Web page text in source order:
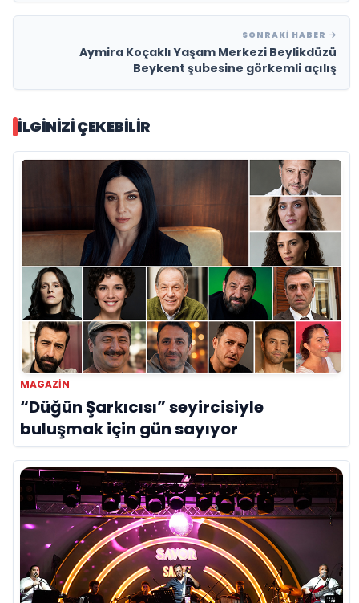
SONRAKI HABER
Aymira Koçaklı Yaşam Merkezi Beylikdüzü
Beykent şubesine görkemli açılış
İLGINIZI ÇEKEBILIR
MAGAZIN
“Düğün Şarkıcısı” seyircisiyle
buluşmak için gün sayıyor